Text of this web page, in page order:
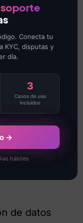
es solo
también
una toma
de datos
Conecta tu
KYC, disputas y
día.
3
Casos de uso
incluidos
→
hábiles